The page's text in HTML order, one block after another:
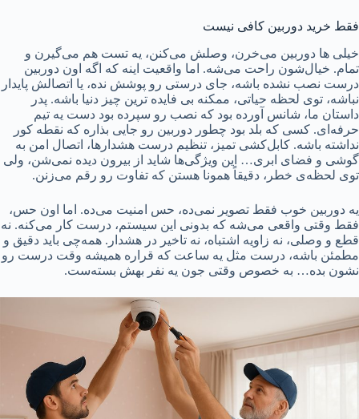
فقط خرید دوربین کافی نیست
خیلی‌ ها دوربین می‌خرن، وصلش می‌کنن، یه تست هم می‌گیرن و
تمام. خیال‌شون راحت می‌شه. اما واقعیت اینه که اگه اون دوربین
درست نصب نشده باشه، جای درستی رو پوشش نده، یا اتصالش پایدار
نباشه، توی لحظه‌ حیاتی، ممکنه بی‌ فایده‌ ترین چیز دنیا باشه. پدر
داستان ما، شانس آورده بود که نصب رو سپرده بود دست یه تیم
حرفه‌ای. کسی که بلد بود چطور دوربین رو جایی بذاره که نقطه کور
نداشته باشه. کابل‌کشی تمیز، تنظیم درست هشدارها، اتصال امن به
گوشی و فضای ابری… این‌ ویژگی‌ها شاید از بیرون دیده نمی‌شن، ولی
توی لحظه‌ی خطر، دقیقاً همونا هستن که تفاوت رو رقم می‌زنن.
یه دوربین خوب فقط تصویر نمی‌ده، حس امنیت می‌ده. اما اون حس،
فقط وقتی واقعی می‌شه که بدونی این سیستم، درست کار می‌کنه. نه
قطع و وصلی، نه زاویه‌ اشتباه، نه تاخیر در هشدار. همه‌چی باید دقیق و
مطمئن باشه، درست مثل یه ساعت که قراره همیشه وقت درست رو
نشون بده… به خصوص وقتی جون یه نفر بهش بسته‌ست.